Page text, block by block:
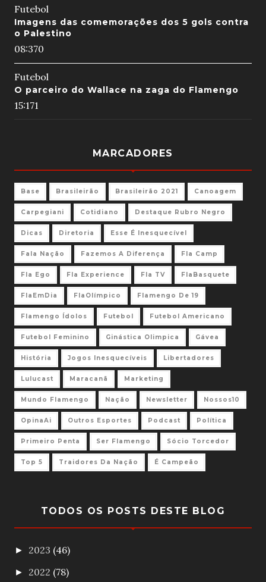
Futebol
Imagens das comemorações dos 5 gols contra
o Palestino
08:370
Futebol
O parceiro do Wallace na zaga do Flamengo
15:171
MARCADORES
Base Brasileirão Brasileirão 2021 Canoagem
Carpegiani Cotidiano Destaque Rubro Negro
Dicas Diretoria Esse É Inesquecível
Fala Nação Fazemos A Diferença Fla Camp
Fla Ego Fla Experience Fla TV FlaBasquete
FlaEmDia FlaOlímpico Flamengo De 19
Flamengo Ídolos Futebol Futebol Americano
Futebol Feminino Ginástica Olimpica Gávea
História Jogos Inesquecíveis Libertadores
Lulucast Maracanã Marketing
Mundo Flamengo Nação Newsletter Nossos10
OpinaAi Outros Esportes Podcast Política
Primeiro Penta Ser Flamengo Sócio Torcedor
Top 5 Traidores Da Nação É Campeão
TODOS OS POSTS DESTE BLOG
► 2023 (46)
► 2022 (78)